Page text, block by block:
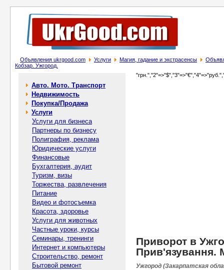
Объявления ukrgood.com Услуги Магия, гадание и экстрасенсы
Кобзар. Ужгород.
Авто. Мото. Транспорт
Недвижимость
Покупка/Продажа
Услуги
Услуги для бизнеса
Партнеры по бизнесу
Полиграфия, реклама
Юридические услуги
Финансовые
Бухгалтерия, аудит
Туризм, визы
Торжества, развлечения
Питание
Видео и фотосъемка
Красота, здоровье
Услуги для животных
Частные уроки, курсы
Семинары, тренинги
Интернет и компьютеры
Строительство, ремонт
Бытовой ремонт
Приворот в
Прив'язування.
Ужгород (Закарпатская